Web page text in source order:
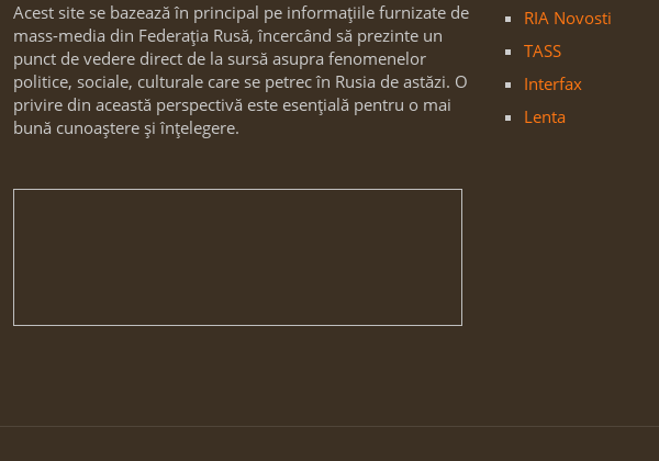
Acest site se bazează în principal pe informațiile furnizate de
mass-media din Federația Rusă, încercând să prezinte un
punct de vedere direct de la sursă asupra fenomenelor
politice, sociale, culturale care se petrec în Rusia de astăzi. O
privire din această perspectivă este esențială pentru o mai
bună cunoaștere și înțelegere.
RIA Novosti
TASS
Interfax
Lenta